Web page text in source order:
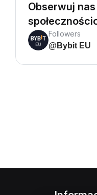
Obserwuj
Followers
@Bybit EU